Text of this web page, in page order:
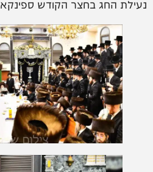
נעילת החג בחצר הקודש ספינקא